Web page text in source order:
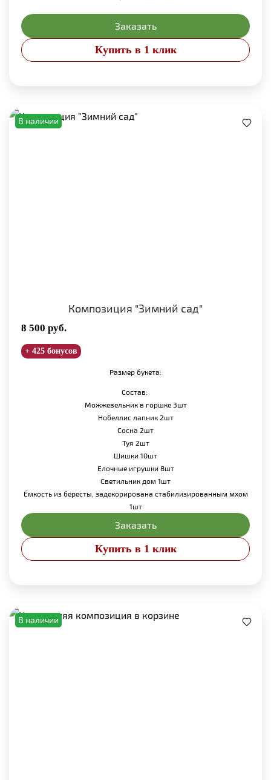
Заказать
Купить в 1 клик
В наличии
Композиция "Зимний сад"
8 500 руб.
+ 425 бонусов
Размер букета:
Состав:
Можжевельник в горшке 3шт
Нобеллис лапник 2шт
Сосна 2шт
Туя 2шт
Шишки 10шт
Елочные игрушки 8шт
Светильник дом 1шт
Ёмкость из бересты, задекорирована стабилизированным мхом
1шт
Заказать
Купить в 1 клик
В наличии